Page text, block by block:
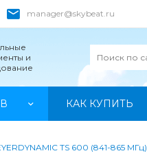
manager@skybeat.ru
и
КАК КУПИТЬ
TS 600 (841-865